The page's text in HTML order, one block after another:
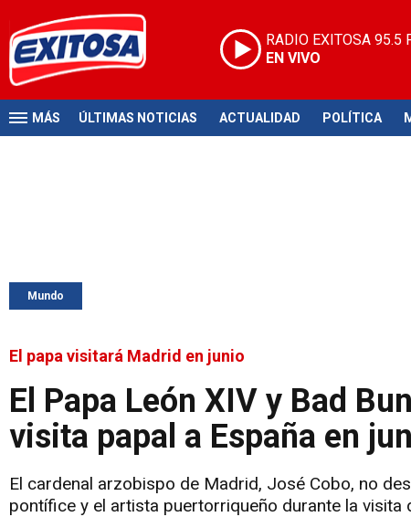
RADIO EXITOSA 95.5
EN VIVO
MÁS ÚLTIMAS NOTICIAS ACTUALIDAD POLÍTICA
Mundo
El papa visitará Madrid en junio
El Papa León XIV y Bad
visita papal a España en
El cardenal arzobispo de Madrid, José Cobo, no
pontífice y el artista puertorriqueño durante la visita